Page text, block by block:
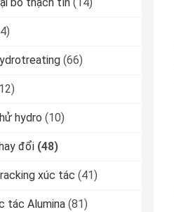
(66)
hydro (10)
đổi (48)
xúc tác (41)
tác Alumina (81)